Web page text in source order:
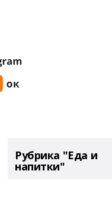
Рубрика "Еда и
напитки"